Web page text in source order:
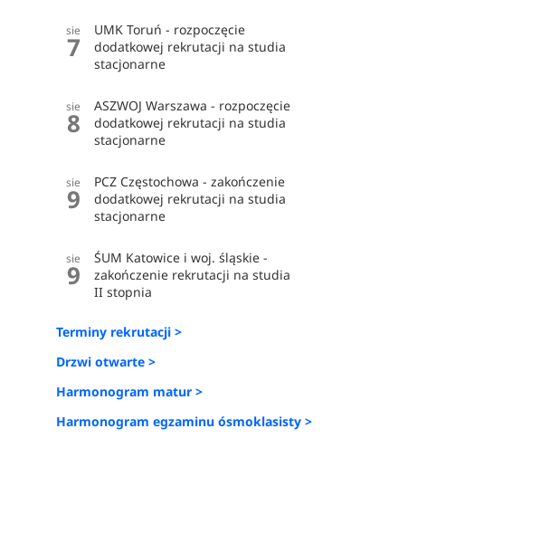
sie
7
UMK Toruń - rozpoczęcie
dodatkowej rekrutacji na studia
stacjonarne
sie
8
ASZWOJ Warszawa - rozpoczęcie
dodatkowej rekrutacji na studia
stacjonarne
sie
9
PCZ Częstochowa - zakończenie
dodatkowej rekrutacji na studia
stacjonarne
sie
9
ŚUM Katowice i woj. śląskie -
zakończenie rekrutacji na studia
II stopnia
Terminy rekrutacji >
Drzwi otwarte >
Harmonogram matur >
Harmonogram egzaminu ósmoklasisty >